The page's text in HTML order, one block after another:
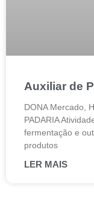
Auxiliar de
DONA Mercado,
PADARIA
fermentação e
produtos
LER MAIS